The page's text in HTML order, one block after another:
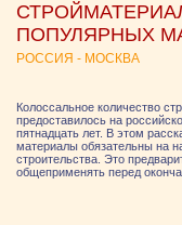
ПОПУЛЯРНЫХ
РОССИЯ - МОСКВА
Колоссальное количество
предоставилось на
пятнадцать лет. В этом
материалы обязательны на
строительства. Это
общеприменять перед